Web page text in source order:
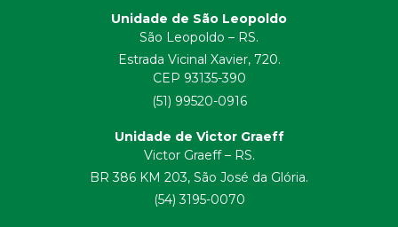
Unidade de São Leopoldo
São Leopoldo – RS.
Estrada Vicinal Xavier, 720.
CEP 93135-390
(51) 99520-0916
Unidade de Victor Graeff
Victor Graeff – RS.
BR 386 KM 203, São José da Glória.
(54) 3195-0070